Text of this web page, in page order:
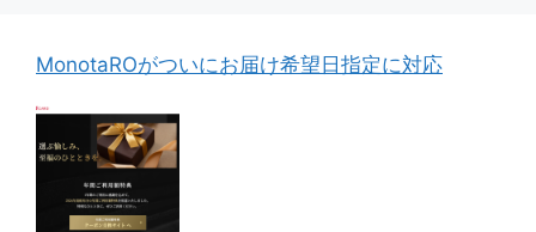
MonotaROがついにお届け希望日指定に対応